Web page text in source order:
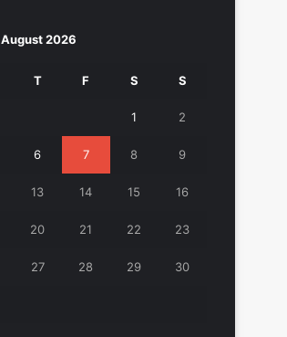
August 2026
T F S S
1 2
6 7 8 9
13 14 15 16
20 21 22 23
27 28 29 30